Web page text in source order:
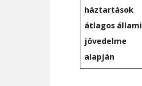
háztartások
átlagos állami
jövedelme
alapján